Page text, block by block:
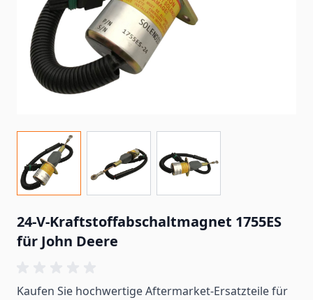
24-V-Kraftstoffabschaltmagnet 1755ES
für John Deere
Kaufen Sie hochwertige Aftermarket-Ersatzteile für